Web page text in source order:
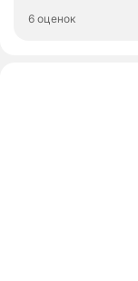
6 оценок